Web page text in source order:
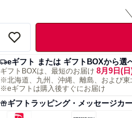
eギフト または ギフトBOXから選
ギフトBOXは、最短のお届け 8月9日(日
※北海道、九州、沖縄、離島、および
※eギフトは購入後すぐにお届け
ギフトラッピング・メッセージカ